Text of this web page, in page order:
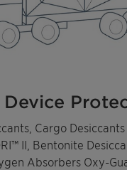
Cargo Desiccants
II, Bentonite
Absorbers Oxy-